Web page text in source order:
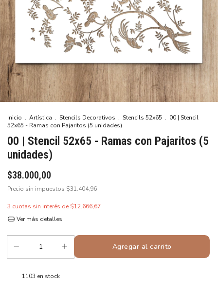
Inicio . Artística . Stencils Decorativos . Stencils 52x65 . 00 | Stencil
52x65 - Ramas con Pajaritos (5 unidades)
00 | Stencil 52x65 - Ramas con Pajaritos (5
unidades)
$38.000,00
Precio sin impuestos $31.404,96
3 cuotas sin interés de $12.666,67
Ver más detalles
1103 en stock